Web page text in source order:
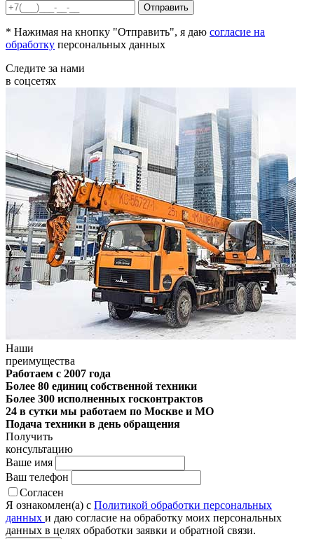
* Нажимая на кнопку "Отправить", я даю согласие на
обработку персональных данных
Следите за нами
в соцсетях
Наши
преимущества
Работаем с 2007 года
Более 80 единиц собственной техники
Более 300 исполненных госконтрактов
24 в сутки мы работаем по Москве и МО
Подача техники в день обращения
Получить
консультацию
Ваше имя
Ваш телефон
Согласен
Я ознакомлен(а) с Политикой обработки персональных
данных и даю согласие на обработку моих персональных
данных в целях обработки заявки и обратной связи.